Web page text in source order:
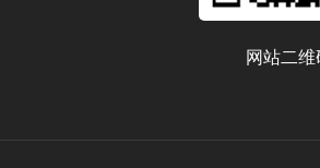
网站二维